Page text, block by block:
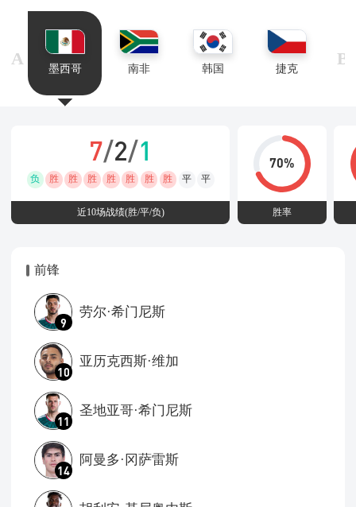
A 墨西哥 南非 韩国 捷克 B
7/2/1
负 胜 胜 胜 胜 胜 胜 胜 平 平
近10场战绩(胜/平/负) 胜率
前锋
9
劳尔·希门尼斯
10
亚历克西斯·维加
11
圣地亚哥·希门尼斯
14
阿曼多·冈萨雷斯